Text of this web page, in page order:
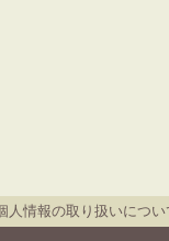
人情報の取り扱いについ